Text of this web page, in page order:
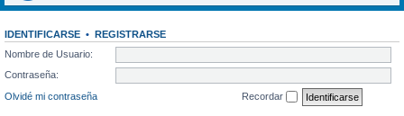
IDENTIFICARSE • REGISTRARSE
Nombre de Usuario:
Contraseña:
Olvidé mi contraseña
Recordar